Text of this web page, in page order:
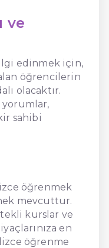
ve
edinmek için,
öğrencilerin
olacaktır.
sahibi
öğrenmek
mevcuttur.
kurslar ve
en
öğrenme